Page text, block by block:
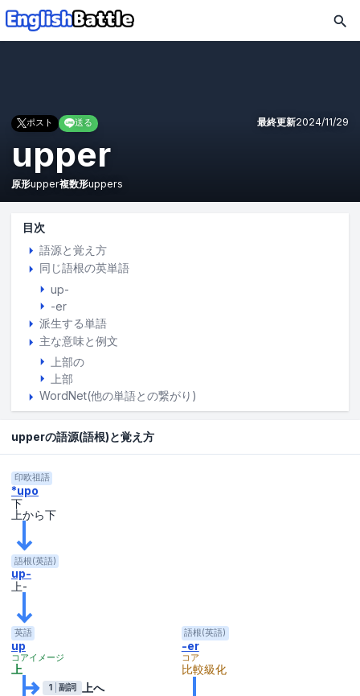
ポスト 送る 最終更新2024/11/29
upper
原形upper複数形uppers
目次
語源と覚え方
同じ語根の英単語
up-
-er
派生する単語
主な意味と例文
上部の
上部
WordNet(他の単語との繋がり)
upperの語源(語根)と覚え方
印欧祖語
*upo
下
上から下
語根(英語)
up-
上-
英語
up
コアイメージ
上
1 副詞 上へ
語根(英語)
-er
コア
比較級化